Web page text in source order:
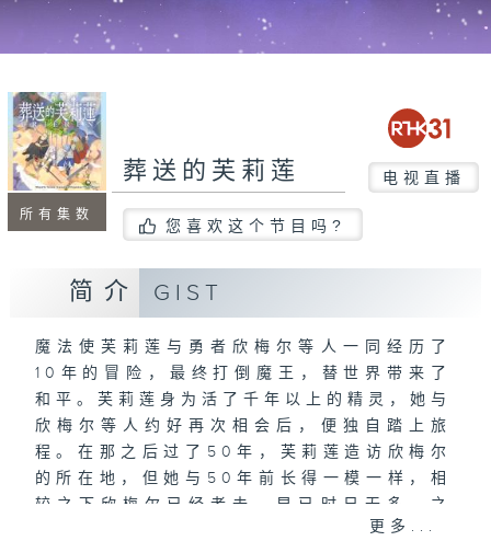
所有集数
葬送的芙莉莲 电视直播
您喜欢这个节目吗?
简介 GIST
魔法使芙莉莲与勇者欣梅尔等人一同经历了
10年的冒险，最终打倒魔王，替世界带来了
和平。芙莉莲身为活了千年以上的精灵，她与
欣梅尔等人约好再次相会后，便独自踏上旅
程。在那之后过了50年，芙莉莲造访欣梅尔
的所在地，但她与50年前长得一模一样，相
较之下欣梅尔已经老去，早已时日无多。之
后，芙莉莲亲眼见到过世的欣梅尔，深深体悟
更多...